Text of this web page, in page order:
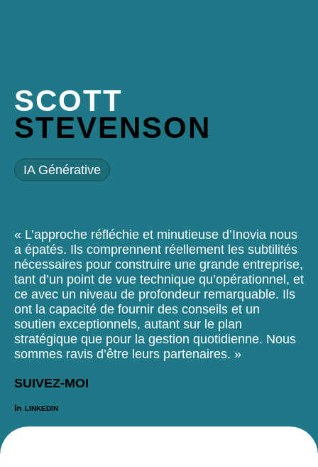
SCOTT
STEVENSON
IA Générative
« L’approche réfléchie et minutieuse d’Inovia nous
a épatés. Ils comprennent réellement les subtilités
nécessaires pour construire une grande entreprise,
tant d’un point de vue technique qu’opérationnel, et
ce avec un niveau de profondeur remarquable. Ils
ont la capacité de fournir des conseils et un
soutien exceptionnels, autant sur le plan
stratégique que pour la gestion quotidienne. Nous
sommes ravis d’être leurs partenaires. »
SUIVEZ-MOI
LINKEDIN